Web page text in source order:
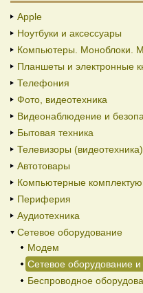
Apple
Ноутбуки и аксессуары
Компьютеры. Моноблоки.
Планшеты и электронные
Телефония
Фото, видеотехника
Видеонаблюдение и
Бытовая техника
Телевизоры
Автотовары
Компьютерные
Периферия
Аудиотехника
Сетевое оборудование
Модем
Сетевое оборудование
Беспроводное